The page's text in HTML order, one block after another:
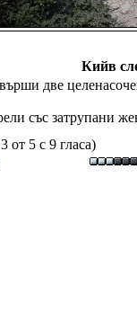
Кийв
две
със затрупани
от 5 с 9 гласа)